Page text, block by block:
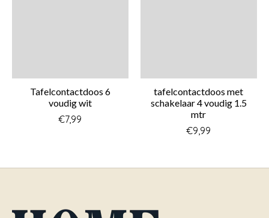
Tafelcontactdoos 6
voudig wit
€7,99
tafelcontactdoos met
schakelaar 4 voudig 1.5
mtr
€9,99